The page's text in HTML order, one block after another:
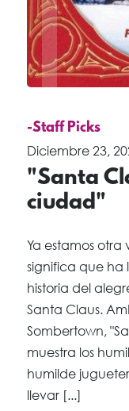
-Staff Picks
Diciembre 23,
"Santa
ciudad"
Ya estamos otra
significa que ha
historia del
Santa Claus.
Sombertown,
muestra los
humilde
llevar [...]